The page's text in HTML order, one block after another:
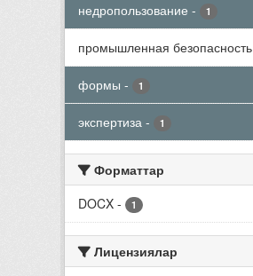
недропользование - 1
промышленная безопасность
формы - 1
экспертиза - 1
Форматтар
DOCX - 1
Лицензиялар